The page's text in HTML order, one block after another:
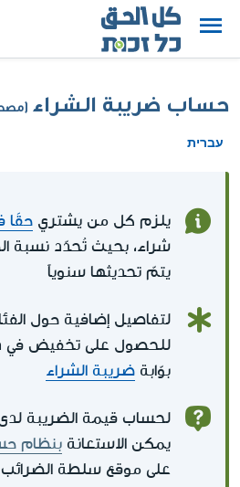
حساب ضريبة الشراء
עברית
يلزم كل من يشتري حقََا
شراء، بحيث تُحدّد نسبة
يتمّ تحديثها سنوياً
لتفاصيل إضافية حول
للحصول على تخفيض في
بوّابة ضريبة الشراء
لحساب قيمة الضريبة
يمكن الاستعانة بنظام
على موقع سلطة الضرائب